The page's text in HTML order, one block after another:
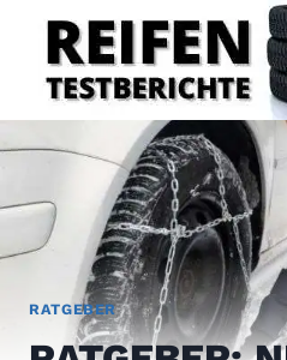
Inhalt
springen
RATGEBER